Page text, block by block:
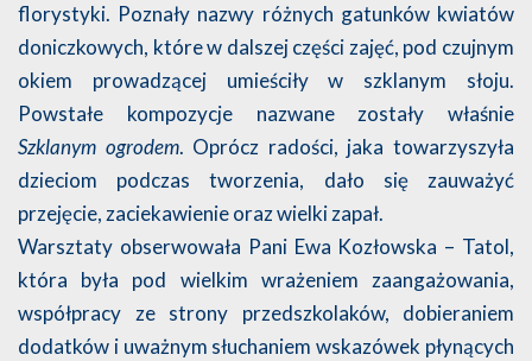
florystyki. Poznały nazwy różnych gatunków kwiatów
doniczkowych, które w dalszej części zajęć, pod czujnym
okiem prowadzącej umieściły w szklanym słoju.
Powstałe kompozycje nazwane zostały właśnie
Szklanym ogrodem. Oprócz radości, jaka towarzyszyła
dzieciom podczas tworzenia, dało się zauważyć
przejęcie, zaciekawienie oraz wielki zapał.
Warsztaty obserwowała Pani Ewa Kozłowska – Tatol,
która była pod wielkim wrażeniem zaangażowania,
współpracy ze strony przedszkolaków, dobieraniem
dodatków i uważnym słuchaniem wskazówek płynących